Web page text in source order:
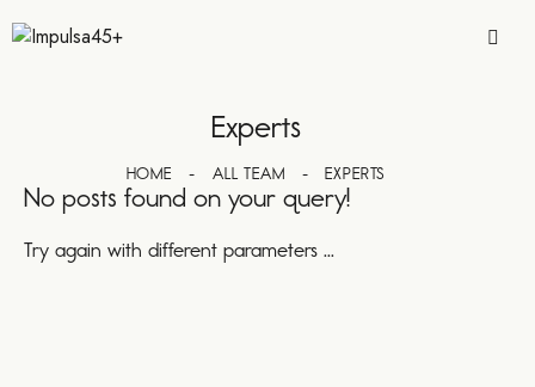
Experts
HOME ALL TEAM EXPERTS
No posts found on your query!
Try again with different parameters ...